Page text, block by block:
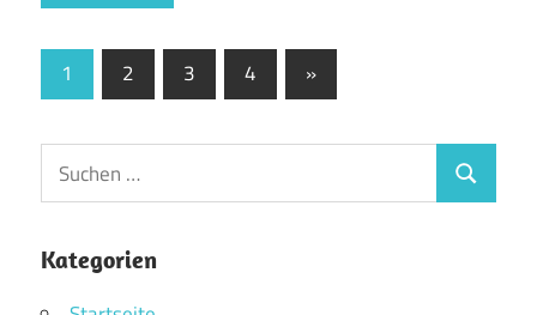
Seitennummerierung
Beiträge
1 2 3 4
Nächste
Beiträge
»
Suchen
nach:
Suchen
Kategorien